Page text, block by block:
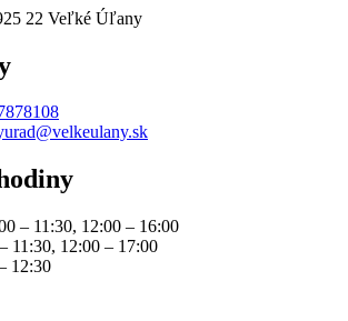
22 Veľké Úľany
– 11:30, 12:00 – 16:00
11:30, 12:00 – 17:00
12:30